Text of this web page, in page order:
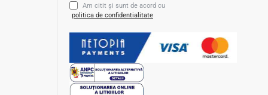
Am citit şi sunt de acord cu
politica de confidentialitate